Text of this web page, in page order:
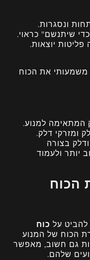
ונסגרות.
שיתנשם" כראוי.
יוצאות.
משמעותי את הכוח
למנוע.
ומזרקי דלק.
בצורה
יותר ולעמוד
הכוח
להביט על כוח
הכוח של המנוע
גם חשוב, מאפשר
שלהם.